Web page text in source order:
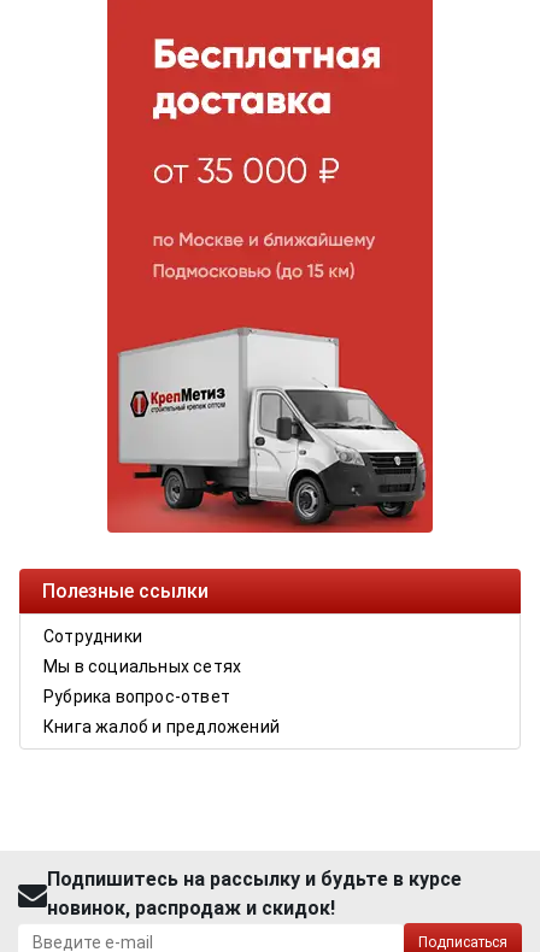
Полезные ссылки
Сотрудники
Мы в социальных сетях
Рубрика вопрос-ответ
Книга жалоб и предложений
Подпишитесь на рассылку и будьте в курсе
новинок, распродаж и скидок!
Подписаться